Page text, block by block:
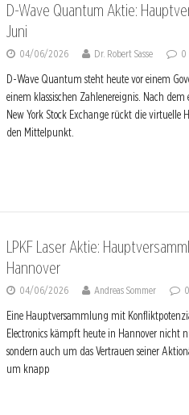
D-Wave Quantum Aktie:
Juni
04/06/2026 Dr. Robert Sasse 0
D-Wave Quantum steht heute vor einem
einem klassischen Zahlenereignis. Nach dem
New York Stock Exchange rückt die
den Mittelpunkt.
LPKF Laser Aktie:
Hannover
04/06/2026 Andreas Sommer 0
Eine Hauptversammlung mit
Electronics kämpft heute in Hannover nicht
sondern auch um das Vertrauen seiner
um knapp